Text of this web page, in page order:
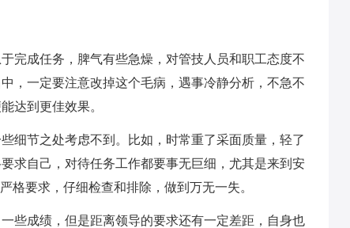
完成任务，脾气有些急燥，对管技人员和职工态度不
，一定要注意改掉这个毛病，遇事冷静分析，不急不
达到更佳效果。
细节之处考虑不到。比如，时常重了采面质量，轻了
求自己，对待任务工作都要事无巨细，尤其是来到安
格要求，仔细检查和排除，做到万无一失。
些成绩，但是距离领导的要求还有一定差距，自身也